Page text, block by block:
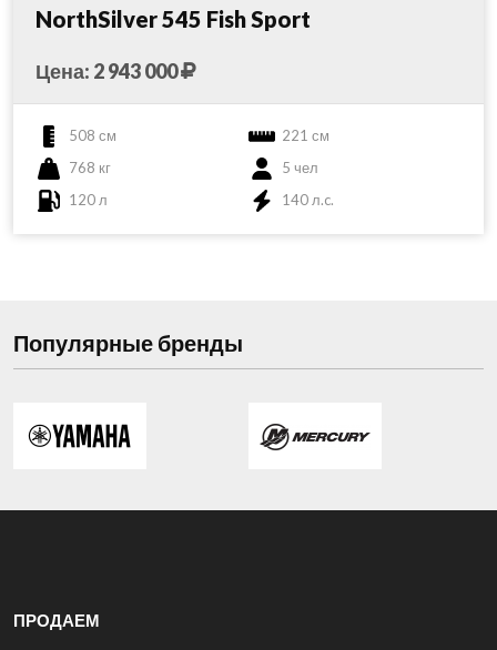
NorthSilver 545 Fish Sport
Цена: 2 943 000
508 см
221 см
768 кг
5 чел
120 л
140 л.c.
Популярные бренды
ПРОДАЕМ